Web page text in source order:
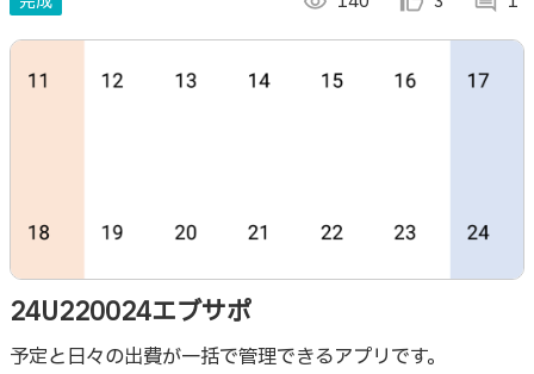
する知識を身につけられます。
24U220024エブサポ
予定と日々の出費が一括で管理できるアプリです。